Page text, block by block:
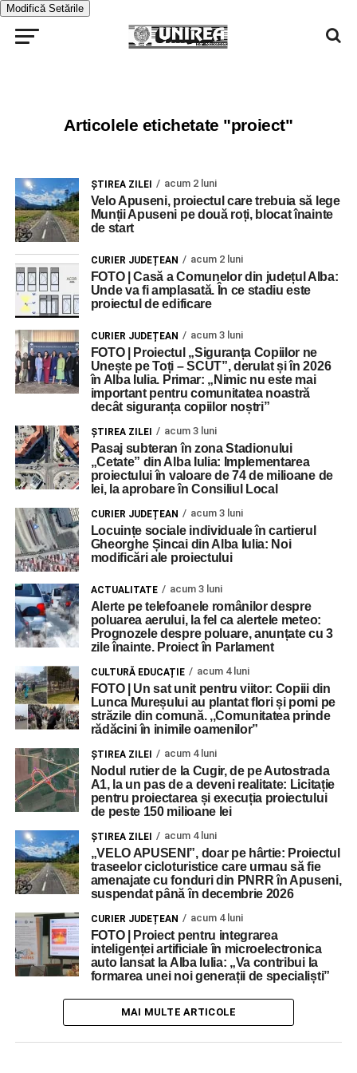
Modifică Setările
Articolele etichetate "proiect"
ŞTIREA ZILEI acum 2 luni
Velo Apuseni, proiectul care trebuia să lege
Munții Apuseni pe două roți, blocat înainte
de start
CURIER JUDEȚEAN acum 2 luni
FOTO | Casă a Comunelor din județul Alba:
Unde va fi amplasată. În ce stadiu este
proiectul de edificare
CURIER JUDEȚEAN acum 3 luni
FOTO | Proiectul „Siguranța Copiilor ne
Unește pe Toți – SCUT”, derulat și în 2026
în Alba Iulia. Primar: „Nimic nu este mai
important pentru comunitatea noastră
decât siguranța copiilor noștri”
ŞTIREA ZILEI acum 3 luni
Pasaj subteran în zona Stadionului
„Cetate” din Alba Iulia: Implementarea
proiectului în valoare de 74 de milioane de
lei, la aprobare în Consiliul Local
CURIER JUDEȚEAN acum 3 luni
Locuințe sociale individuale în cartierul
Gheorghe Șincai din Alba Iulia: Noi
modificări ale proiectului
ACTUALITATE acum 3 luni
Alerte pe telefoanele românilor despre
poluarea aerului, la fel ca alertele meteo:
Prognozele despre poluare, anunțate cu 3
zile înainte. Proiect în Parlament
CULTURĂ EDUCAȚIE acum 4 luni
FOTO | Un sat unit pentru viitor: Copiii din
Lunca Mureșului au plantat flori și pomi pe
străzile din comună. ,,Comunitatea prinde
rădăcini în inimile oamenilor”
ŞTIREA ZILEI acum 4 luni
Nodul rutier de la Cugir, de pe Autostrada
A1, la un pas de a deveni realitate: Licitație
pentru proiectarea și execuția proiectului
de peste 150 milioane lei
ŞTIREA ZILEI acum 4 luni
„VELO APUSENI”, doar pe hârtie: Proiectul
traseelor cicloturistice care urmau să fie
amenajate cu fonduri din PNRR în Apuseni,
suspendat până în decembrie 2026
CURIER JUDEȚEAN acum 4 luni
FOTO | Proiect pentru integrarea
inteligenței artificiale în microelectronica
auto lansat la Alba Iulia: „Va contribui la
formarea unei noi generații de specialiști”
MAI MULTE ARTICOLE